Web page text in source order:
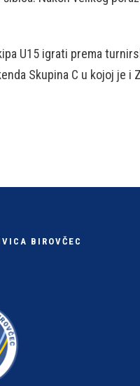
U15 igrati prema
Skupina C u kojoj je i
BIROVČEC